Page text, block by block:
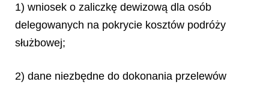
1) wniosek o zaliczkę dewizową dla osób
delegowanych na pokrycie kosztów podróży
służbowej;
2) dane niezbędne do dokonania przelewów